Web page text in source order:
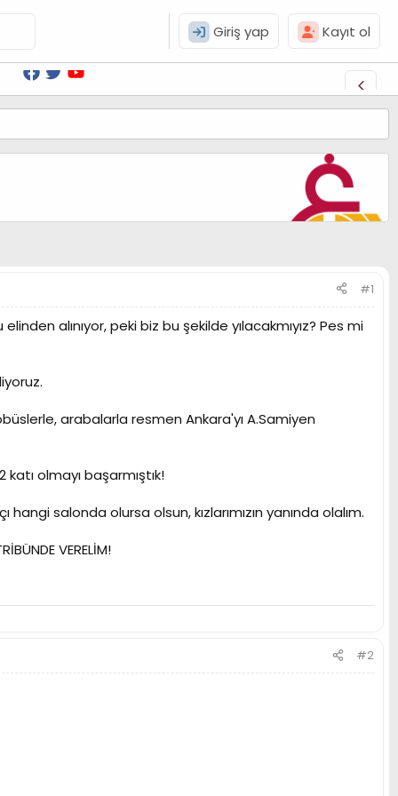
Giriş yap Kayıt ol
#1
alınıyor, peki biz bu şekilde yılacakmıyız? Pes mi
arabalarla resmen Ankara'yı A.Samiyen
olmayı başarmıştık!
salonda olursa olsun, kızlarımızın yanında olalım.
VERELİM!
#2